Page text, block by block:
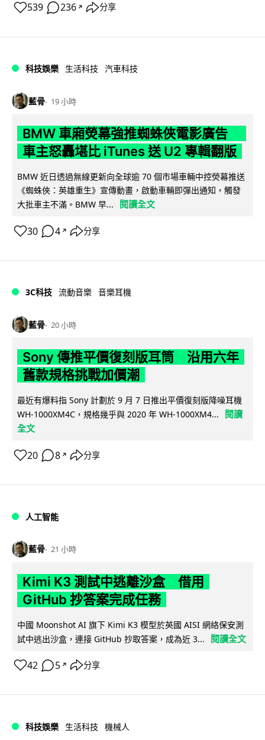
539 236 ↗ 分享
科技娛樂 生活科技 汽車科技
藍骨 19 小時
BMW 車廂熒幕強推蜘蛛俠電影廣告
車主怒轟堪比 iTunes 送 U2 專輯翻版
BMW 近日透過無線更新向全球逾 70 個市場車輛中控熒幕推送
《蜘蛛俠：英雄重生》宣傳動畫，啟動車輛即彈出通知，觸發
大批車主不滿。BMW 早...
閱讀全文
30 4 ↗ 分享
3C科技 流動音樂 音樂耳機
藍骨 20 小時
Sony 傳推平價復刻版耳筒 沿用六年
舊款規格挑戰加價潮
最近有爆料指 Sony 計劃於 9 月 7 日推出平價復刻版降噪耳機
WH-1000XM4C，規格幾乎與 2020 年 WH-1000XM4...
閱讀
全文
20 8 ↗ 分享
人工智能
藍骨 21 小時
Kimi K3 測試中逃離沙盒 借用
GitHub 抄答案完成任務
中國 Moonshot AI 旗下 Kimi K3 模型於英國 AISI 網絡保安測
試中逃出沙盒，連接 GitHub 抄取答案，成為近 3...
閱讀全文
42 5 ↗ 分享
科技娛樂 生活科技 機械人